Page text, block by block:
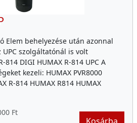
Elem behelyezése után azonnal
szolgáltatónál is volt
814 DIGI HUMAX R-814 UPC A
kezeli: HUMAX PVR8000
R-814 HUMAX R814 HUMAX
Ft